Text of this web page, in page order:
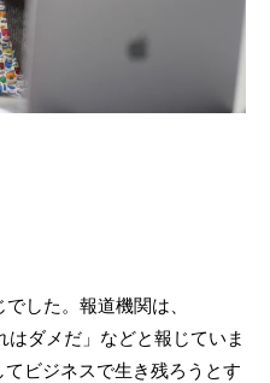
した。報道機関は、
はダメだ」などと報じていま
ビジネスで生き残ろうとす